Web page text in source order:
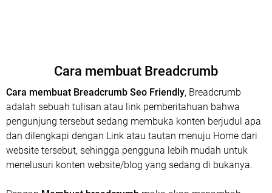
Cara membuat Breadcrumb
Cara membuat Breadcrumb Seo Friendly, Breadcrumb
adalah sebuah tulisan atau link pemberitahuan bahwa
pengunjung tersebut sedang membuka konten berjudul apa
dan dilengkapi dengan Link atau tautan menuju Home dari
website tersebut, sehingga pengguna lebih mudah untuk
menelusuri konten website/blog yang sedang di bukanya.